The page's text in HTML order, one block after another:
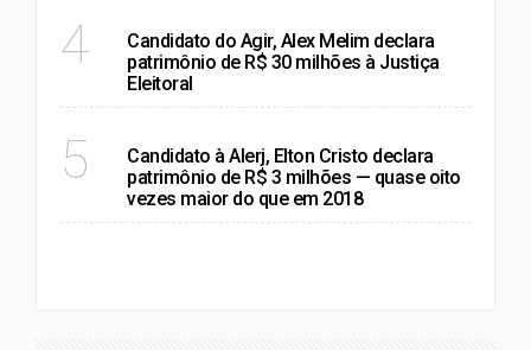
4
Candidato do Agir, Alex Melim declara
patrimônio de R$ 30 milhões à Justiça
Eleitoral
5
Candidato à Alerj, Elton Cristo declara
patrimônio de R$ 3 milhões — quase oito
vezes maior do que em 2018